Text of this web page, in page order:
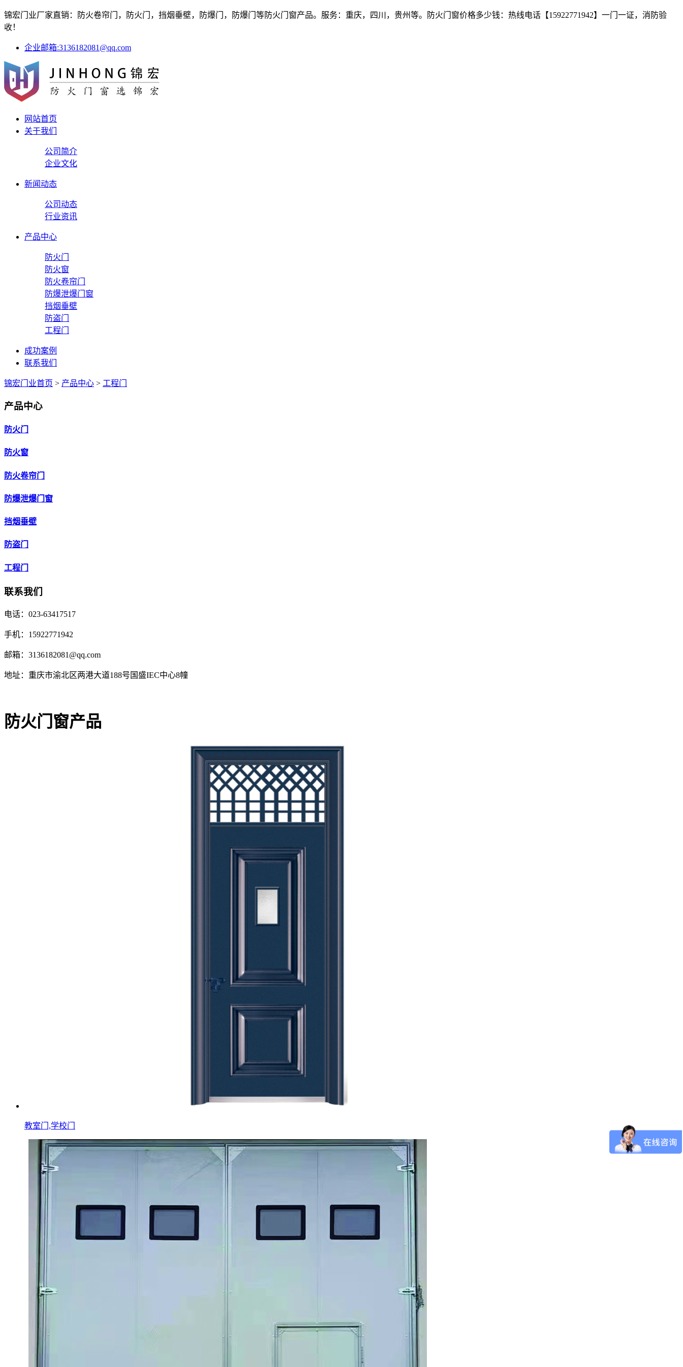
锦宏门业厂家直销：防火卷帘门，防火门，挡烟垂壁，防爆门，防爆门等防火门窗产品。服务：重庆，四川，贵州等。防火门窗价格多少钱：热线电话【15922771942】一门一证，消防验
收！
企业邮箱:3136182081@qq.com
网站首页
关于我们
公司简介
企业文化
新闻动态
公司动态
行业资讯
产品中心
防火门
防火窗
防火卷帘门
防爆泄爆门窗
挡烟垂壁
防盗门
工程门
成功案例
联系我们
锦宏门业首页 > 产品中心 > 工程门
产品中心
防火门
防火窗
防火卷帘门
防爆泄爆门窗
挡烟垂壁
防盗门
工程门
联系我们
电话：023-63417517
手机：15922771942
邮箱：3136182081@qq.com
地址：重庆市渝北区两港大道188号国盛IEC中心8幢
防火门窗产品
教室门,学校门